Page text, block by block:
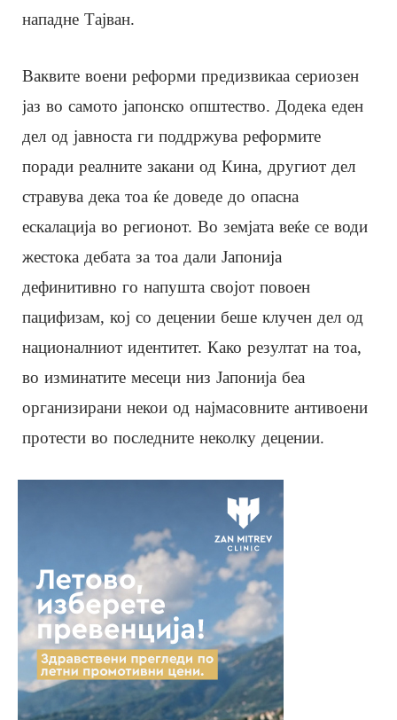
нападне Тајван.
Ваквите воени реформи предизвикаа сериозен
јаз во самото јапонско општество. Додека еден
дел од јавноста ги поддржува реформите
поради реалните закани од Кина, другиот дел
стравува дека тоа ќе доведе до опасна
ескалација во регионот. Во земјата веќе се води
жестока дебата за тоа дали Јапонија
дефинитивно го напушта својот повоен
пацифизам, кој со децении беше клучен дел од
националниот идентитет. Како резултат на тоа,
во изминатите месеци низ Јапонија беа
организирани некои од најмасовните антивоени
протести во последните неколку децении.